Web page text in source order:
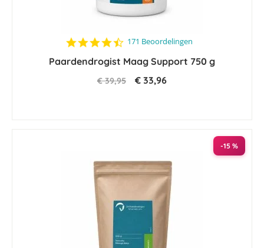
4.5
rating
171 Beoordelingen
Paardendrogist Maag Support 750 g
€ 39,95 € 33,96
-15 %